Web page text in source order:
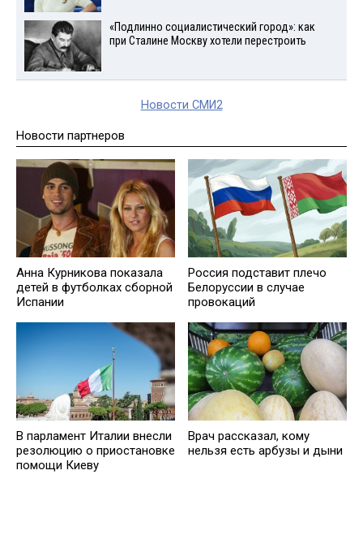
«Подлинно социалистический город»: как
при Сталине Москву хотели перестроить
Новости СМИ2
Новости партнеров
Анна Курникова показала
детей в футболках сборной
Испании
Россия подставит плечо
Белоруссии в случае
провокаций
В парламент Италии внесли
резолюцию о приостановке
помощи Киеву
Врач рассказал, кому
нельзя есть арбузы и дыни